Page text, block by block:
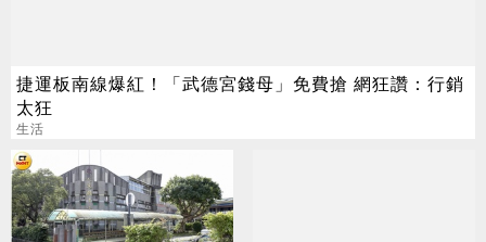
捷運板南線爆紅！「武德宮錢母」免費搶 網狂讚：行銷
太狂
生活